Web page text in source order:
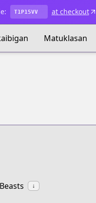
T1P15VV at checkout
Matuklasan
↓